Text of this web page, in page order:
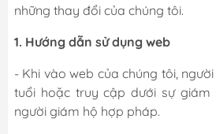
những thay đổi của chúng tôi.
1. Hướng dẫn sử dụng web
- Khi vào web của chúng tôi,
tuổi hoặc truy cập dưới sự
người giám hộ hợp pháp.